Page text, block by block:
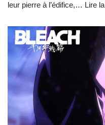
leur pierre à l’édifice,… Lire